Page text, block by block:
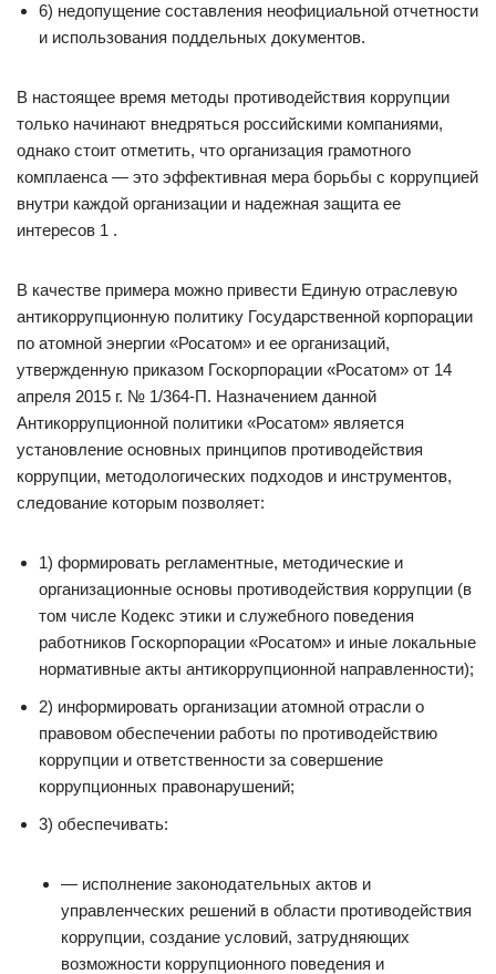
6) недопущение составления неофициальной отчетности
и использования поддельных документов.
В настоящее время методы противодействия коррупции
только начинают внедряться российскими компаниями,
однако стоит отметить, что организация грамотного
комплаенса — это эффективная мера борьбы с коррупцией
внутри каждой организации и надежная защита ее
интересов 1 .
В качестве примера можно привести Единую отраслевую
антикоррупционную политику Государственной корпорации
по атомной энергии «Росатом» и ее организаций,
утвержденную приказом Госкорпорации «Росатом» от 14
апреля 2015 г. № 1/364-П. Назначением данной
Антикоррупционной политики «Росатом» является
установление основных принципов противодействия
коррупции, методологических подходов и инструментов,
следование которым позволяет:
1) формировать регламентные, методические и
организационные основы противодействия коррупции (в
том числе Кодекс этики и служебного поведения
работников Госкорпорации «Росатом» и иные локальные
нормативные акты антикоррупционной направленности);
2) информировать организации атомной отрасли о
правовом обеспечении работы по противодействию
коррупции и ответственности за совершение
коррупционных правонарушений;
3) обеспечивать:
— исполнение законодательных актов и
управленческих решений в области противодействия
коррупции, создание условий, затрудняющих
возможности коррупционного поведения и